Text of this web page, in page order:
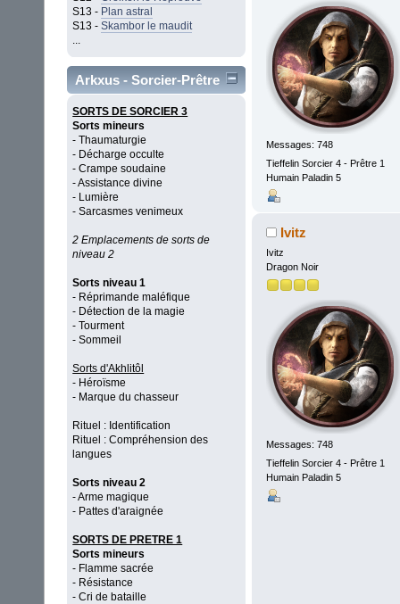
S13 - Plan astral
S13 -Skambor le maudit
...
Arkxus - Sorcier-Prêtre
SORTS DE SORCIER 3
Sorts mineurs
- Thaumaturgie
- Décharge occulte
- Crampe soudaine
- Assistance divine
- Lumière
- Sarcasmes venimeux
2 Emplacements de sorts de
niveau 2
Sorts niveau 1
- Réprimande maléfique
- Détection de la magie
- Tourment
- Sommeil
Sorts d'Akhlitôl
- Héroïsme
- Marque du chasseur
Rituel : Identification
Rituel : Compréhension des
langues
Sorts niveau 2
- Arme magique
- Pattes d'araignée
SORTS DE PRETRE 1
Sorts mineurs
- Flamme sacrée
- Résistance
- Cri de bataille
Messages: 748
Tieffelin Sorcier 4 - Prêtre 1
Humain Paladin 5
Ivitz
Ivitz
Dragon Noir
Messages: 748
Tieffelin Sorcier 4 - Prêtre 1
Humain Paladin 5